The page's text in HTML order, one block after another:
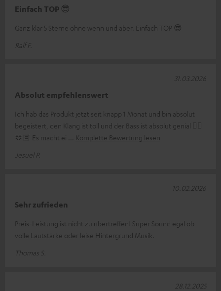
Einfach TOP 😎
Ganz klar 5 Sterne ohne wenn und aber. Einfach TOP 😎
Ralf F.
Absolut empfehlenswert
Ich hab das Produkt jetzt seit knapp 1 Monat und bin absolut
begeistert, den Klang ist toll und der Bass ist absolut genial 👌🏼
🫶🏻 Es macht ei
Komplette Bewertung lesen
Jesuel P.
31.03.2026
Sehr zufrieden
Preis-Leistung ist nicht zu übertreffen! Super Sound egal ob
volle Lautstärke oder leise Hintergrund Musik.
Thomas S.
10.02.2026
28.12.2025